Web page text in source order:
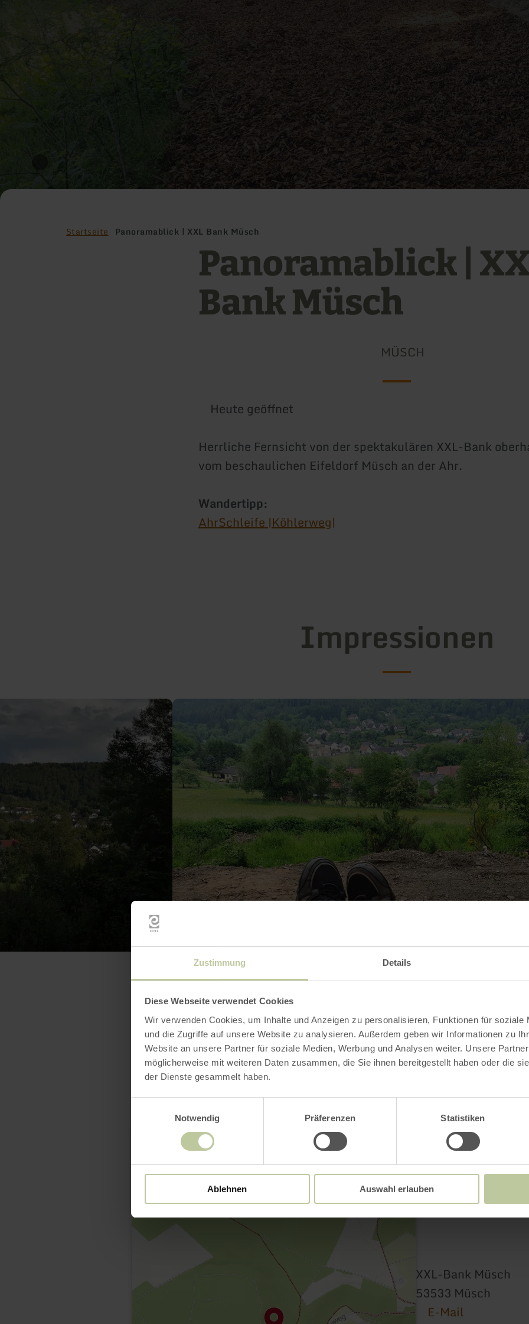
Zustimmung Details
Diese Webseite verwendet Cookies
Wir verwenden Cookies, um Inhalte und Anzeigen zu personalisieren, Funktionen für soziale
und die Zugriffe auf unsere Website zu analysieren. Außerdem geben wir Informationen zu
Website an unsere Partner für soziale Medien, Werbung und Analysen weiter. Unsere
möglicherweise mit weiteren Daten zusammen, die Sie ihnen bereitgestellt haben oder die
der Dienste gesammelt haben.
Notwendig
Präferenzen Statistiken
Ablehnen Auswahl erlauben
Startseite Panoramablick | XXL Bank Müsch
Panoramablick |
Bank Müsch
MÜSCH
Heute geöffnet
Herrliche Fernsicht von der spektakulären XXL-Bank
vom beschaulichen Eifeldorf Müsch an der Ahr.
Wandertipp:
AhrSchleife |Köhlerweg|
Impressionen
Galerie öffnen
Kontakt
XXL-Bank Müsch
53533 Müsch
E-Mail